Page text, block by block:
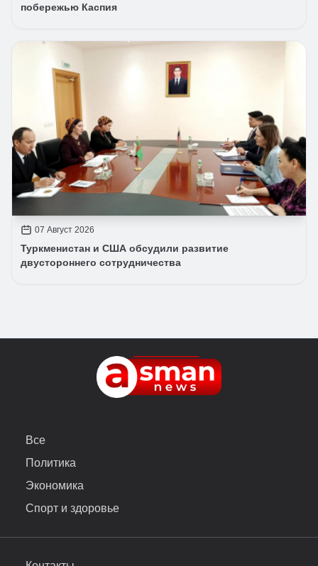
побережью Каспия
07 Август 2026
Туркменистан и США обсудили развитие
двустороннего сотрудничества
Все
Политика
Экономика
Спорт и здоровье